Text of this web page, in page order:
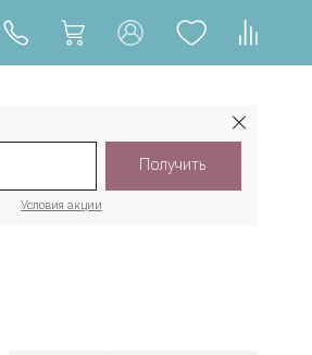
Получить
Условия акции